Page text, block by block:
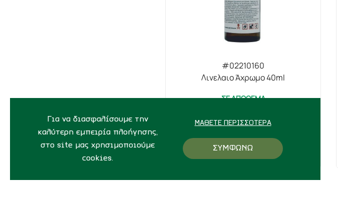
Για να διασφαλίσουμε την
καλύτερη εμπειρία πλοήγησης,
στο site μας χρησιμοποιούμε
cookies.
ΜΆΘΕΤΕ ΠΕΡΙΣΣΌΤΕΡΑ
ΣΥΜΦΩΝΩ
#02210160
Λινελαιο Άχρωμο 40ml
ΣΕ ΑΠΟΘΕΜΑ
5,30€ ΑΓΟΡΑ